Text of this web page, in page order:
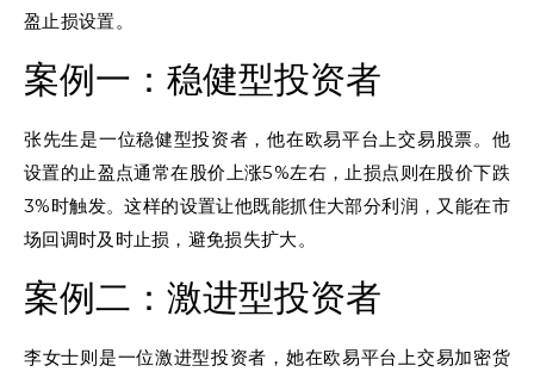
盈止损设置。
案例一：稳健型投资者
张先生是一位稳健型投资者，他在欧易平台上交易股票。他
设置的止盈点通常在股价上涨5%左右，止损点则在股价下跌
3%时触发。这样的设置让他既能抓住大部分利润，又能在市
场回调时及时止损，避免损失扩大。
案例二：激进型投资者
李女士则是一位激进型投资者，她在欧易平台上交易加密货